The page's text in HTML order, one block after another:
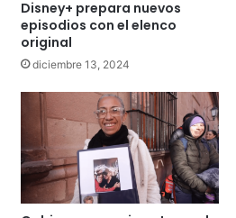
Nadia Ochoa reporta 17 incidencias
por tormenta en la zona
metropolitana
Disney+ prepara nuevos
episodios con el elenco
original
diciembre 13, 2024